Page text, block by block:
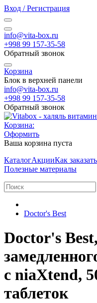
Вход / Регистрация
info@vita-box.ru
+998 99 157-35-58
Обратный звонок
Корзина
Блок в верхней панели
info@vita-box.ru
+998 99 157-35-58
Обратный звонок
Корзина:
Оформить
Ваша корзина пуста
КаталогАкцииКак заказать
Полезные материалы
Doctor's Best
Doctor's
с niaXtend,
таблеток